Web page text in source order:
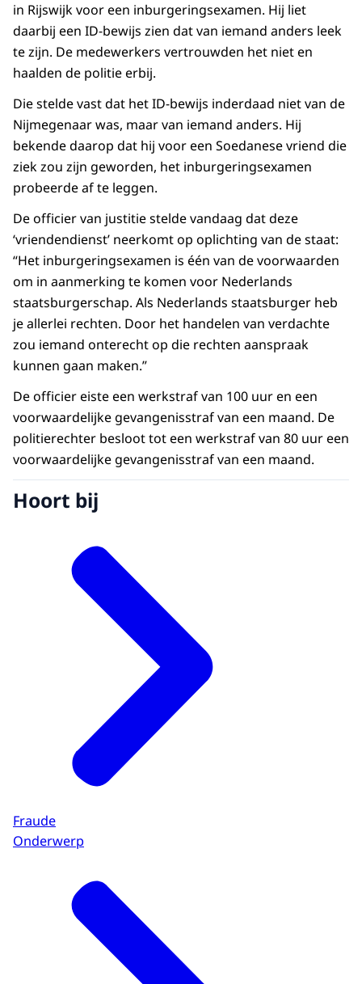
in Rijswijk voor een inburgeringsexamen. Hij liet
daarbij een ID-bewijs zien dat van iemand anders leek
te zijn. De medewerkers vertrouwden het niet en
haalden de politie erbij.
Die stelde vast dat het ID-bewijs inderdaad niet van de
Nijmegenaar was, maar van iemand anders. Hij
bekende daarop dat hij voor een Soedanese vriend die
ziek zou zijn geworden, het inburgeringsexamen
probeerde af te leggen.
De officier van justitie stelde vandaag dat deze
‘vriendendienst’ neerkomt op oplichting van de staat:
“Het inburgeringsexamen is één van de voorwaarden
om in aanmerking te komen voor Nederlands
staatsburgerschap. Als Nederlands staatsburger heb
je allerlei rechten. Door het handelen van verdachte
zou iemand onterecht op die rechten aanspraak
kunnen gaan maken.”
De officier eiste een werkstraf van 100 uur en een
voorwaardelijke gevangenisstraf van een maand. De
politierechter besloot tot een werkstraf van 80 uur een
voorwaardelijke gevangenisstraf van een maand.
Hoort bij
Fraude
Onderwerp